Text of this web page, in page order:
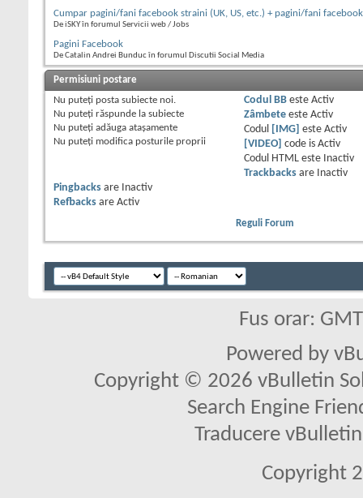
Cumpar pagini/fani facebook straini (UK, US, etc.) + pagini/fani
De iSKY în forumul Servicii web / Jobs
Pagini Facebook
De Catalin Andrei Bunduc în forumul Discutii Social Media
Permisiuni postare
Nu puteţi posta subiecte noi.
Nu puteţi răspunde la subiecte
Nu puteţi adăuga ataşamente
Nu puteţi modifica posturile proprii
Codul BBeste Activ
Zâmbeteeste Activ
Codul
[IMG] este Activ
[VIDEO]
code is Activ
Codul HTML este
Inactiv
Trackbacksare
Inactiv
Pingbacks are
Inactiv
Refbacks are Activ
Reguli Forum
Fus orar:
Powered by
Copyright © 2026 vBulletin
Search Engine
Traducere
Copyright